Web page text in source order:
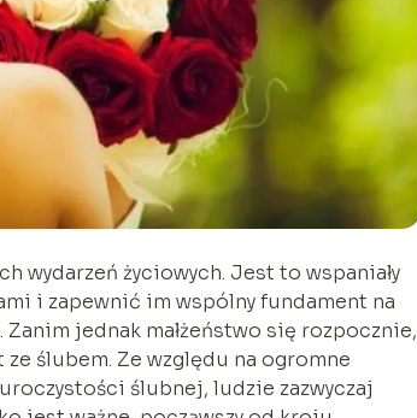
wydarzeń życiowych. Jest to wspaniały
i zapewnić im wspólny fundament na
jednak małżeństwo się rozpocznie,
ślubem. Ze względu na ogromne
ślubnej, ludzie zazwyczaj